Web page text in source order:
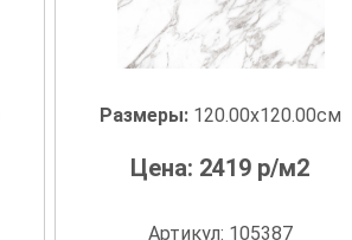
Размеры: 120.00x120.00см
Цена: 2419 р/м2
Артикул: 105387